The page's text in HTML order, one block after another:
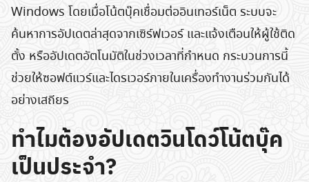
Windows โดยเมื่อโน้ตบุ๊คเชื่อมต่ออินเทอร์เน็ต ระบบจะ
ค้นหาการอัปเดตล่าสุดจากเซิร์ฟเวอร์ และแจ้งเตือนให้ผู้ใช้ติด
ตั้ง หรืออัปเดตอัตโนมัติในช่วงเวลาที่กำหนด กระบวนการนี้
ช่วยให้ซอฟต์แวร์และไดรเวอร์ภายในเครื่องทำงานร่วมกันได้
อย่างเสถียร
ทำไมต้องอัปเดตวินโดว์โน้ตบุ๊ค
เป็นประจำ?